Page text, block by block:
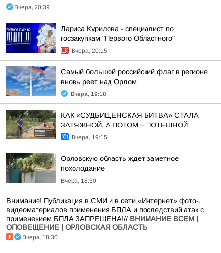
Вчера, 20:39
Лариса Курилова - специалист по
госзакупкам "Первого Областного"
Вчера, 20:15
Самый большой российский флаг в регионе
вновь реет над Орлом
Вчера, 19:18
КАК «СУДБИЩЕНСКАЯ БИТВА» СТАЛА
ЗАТЯЖНОЙ, А ПОТОМ – ПОТЕШНОЙ
Вчера, 19:15
Орловскую область ждет заметное
похолодание
Вчера, 18:30
Внимание! Публикация в СМИ и в сети «Интернет» фото-,
видеоматериалов применения БПЛА и последствий атак с
применением БПЛА ЗАПРЕЩЕНА!// ВНИМАНИЕ ВСЕМ |
ОПОВЕЩЕНИЕ | ОРЛОВСКАЯ ОБЛАСТЬ
Вчера, 18:30